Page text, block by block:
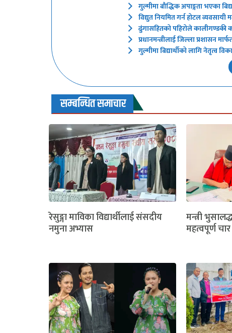
गुल्मीमा बौद्धिक अपाङ्गता भएका
विद्युत नियमित गर्न होटल व्यवसायी
ढुंगासहितको पहिरोले
प्रधानमन्त्रीलाई जिल्ला प्रशासन
गुल्मीमा बिद्यार्थीको लागि नेतृत्व
सम्बन्धित समाचार
रेसुङ्गा माविका विद्यार्थीलाई संसदीय
नमुना अभ्यास
मन्त्री
महत्वपूर्ण